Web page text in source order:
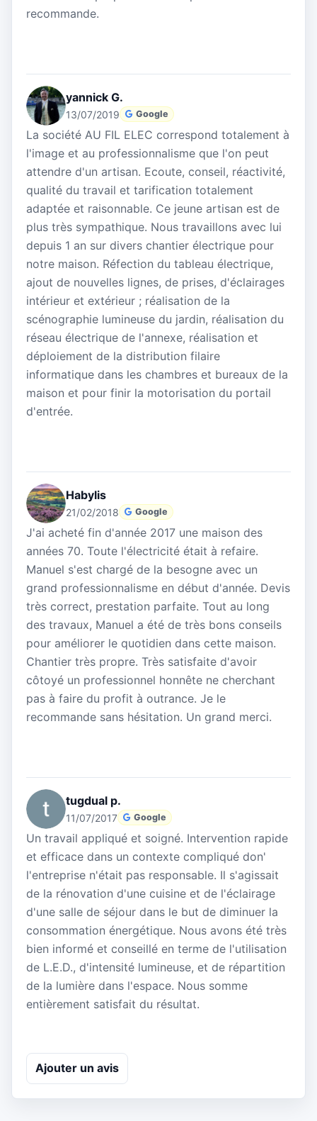
recommande.
yannick G.
13/07/2019 Google
La société AU FIL ELEC correspond totalement à
l'image et au professionnalisme que l'on peut
attendre d'un artisan. Ecoute, conseil, réactivité,
qualité du travail et tarification totalement
adaptée et raisonnable. Ce jeune artisan est de
plus très sympathique. Nous travaillons avec lui
depuis 1 an sur divers chantier électrique pour
notre maison. Réfection du tableau électrique,
ajout de nouvelles lignes, de prises, d'éclairages
intérieur et extérieur ; réalisation de la
scénographie lumineuse du jardin, réalisation du
réseau électrique de l'annexe, réalisation et
déploiement de la distribution filaire
informatique dans les chambres et bureaux de la
maison et pour finir la motorisation du portail
d'entrée.
Habylis
21/02/2018 Google
J'ai acheté fin d'année 2017 une maison des
années 70. Toute l'électricité était à refaire.
Manuel s'est chargé de la besogne avec un
grand professionnalisme en début d'année. Devis
très correct, prestation parfaite. Tout au long
des travaux, Manuel a été de très bons conseils
pour améliorer le quotidien dans cette maison.
Chantier très propre. Très satisfaite d'avoir
côtoyé un professionnel honnête ne cherchant
pas à faire du profit à outrance. Je le
recommande sans hésitation. Un grand merci.
tugdual p.
11/07/2017 Google
Un travail appliqué et soigné. Intervention rapide
et efficace dans un contexte compliqué don'
l'entreprise n'était pas responsable. Il s'agissait
de la rénovation d'une cuisine et de l'éclairage
d'une salle de séjour dans le but de diminuer la
consommation énergétique. Nous avons été très
bien informé et conseillé en terme de l'utilisation
de L.E.D., d'intensité lumineuse, et de répartition
de la lumière dans l'espace. Nous somme
entièrement satisfait du résultat.
Ajouter un avis